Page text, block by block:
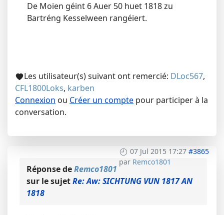
De Moien géint 6 Auer 50 huet 1818 zu
Bartréng Kesselween rangéiert.
Les utilisateur(s) suivant ont remercié: DLoc567,
CFL1800Loks, karben
Connexion ou Créer un compte pour participer à la
conversation.
07 Jul 2015 17:27 #3865
par Remco1801
Réponse deRemco1801
sur le sujetRe: Aw: SICHTUNG VUN 1817 AN
1818